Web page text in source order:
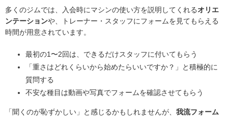
多くのジムでは、入会時にマシンの使い方を説明してくれるオリエ
ンテーションや、トレーナー・スタッフにフォームを見てもらえる
時間が用意されています。
最初の1〜2回は、できるだけスタッフに付いてもらう
「重さはどれくらいから始めたらいいですか？」と積極的に
質問する
不安な種目は動画や写真でフォームを確認させてもらう
「聞くのが恥ずかしい」と感じるかもしれませんが、 我流フォーム